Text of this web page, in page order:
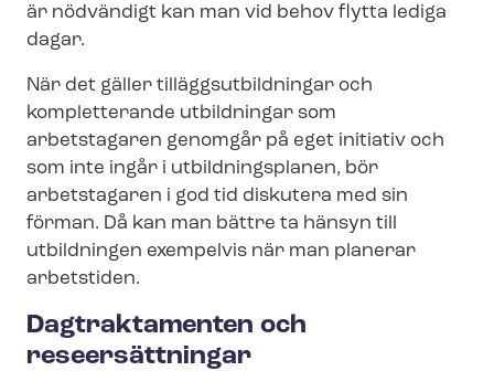
är nödvändigt kan man vid behov flytta lediga
dagar.
När det gäller tilläggs­ut­bild­ning­ar och
kompletterande utbildningar som
arbetstagaren genomgår på eget initiativ och
som inte ingår i utbildningsplanen, bör
arbetstagaren i god tid diskutera med sin
förman. Då kan man bättre ta hänsyn till
utbildningen exempelvis när man planerar
arbetstiden.
Dagtraktamenten och
reseersättningar